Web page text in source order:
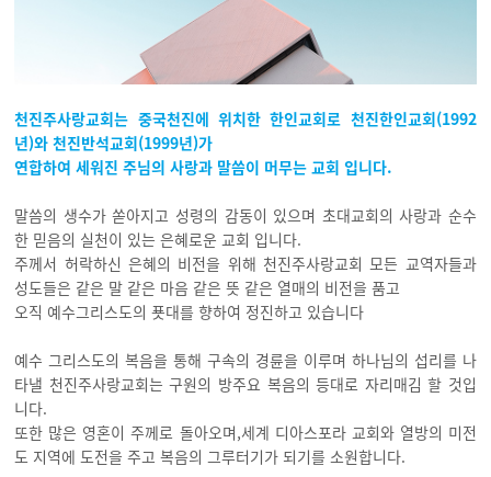
천진주사랑교회는 중국천진에 위치한 한인교회로 천진한인교회(1992
년)와 천진반석교회(1999년)가
연합하여 세워진 주님의 사랑과 말씀이 머무는 교회 입니다.
말씀의 생수가 쏟아지고 성령의 감동이 있으며 초대교회의 사랑과 순수
한 믿음의 실천이 있는 은혜로운 교회 입니다.
주께서 허락하신 은혜의 비전을 위해 천진주사랑교회 모든 교역자들과
성도들은 같은 말 같은 마음 같은 뜻 같은 열매의 비전을 품고
오직 예수그리스도의 푯대를 향하여 정진하고 있습니다
예수 그리스도의 복음을 통해 구속의 경륜을 이루며 하나님의 섭리를 나
타낼 천진주사랑교회는 구원의 방주요 복음의 등대로 자리매김 할 것입
니다.
또한 많은 영혼이 주께로 돌아오며,세계 디아스포라 교회와 열방의 미전
도 지역에 도전을 주고 복음의 그루터기가 되기를 소원합니다.